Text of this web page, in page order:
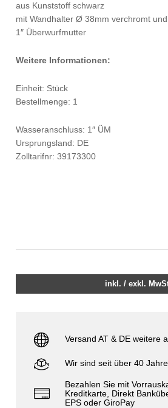
aus Kunststoff schwarz
mit Wandhalter Ø 38mm verchromt
1″ Überwurfmutter
Weitere Informationen:
Einheit: Stück
Bestellmenge: 1
Wasseranschluss: 1″ ÜM
Ursprungsland: DE
Zolltarifnr: 39173300
inkl. / exkl.
Versand AT & DE weitere
Wir sind seit über 40
Bezahlen Sie mit
Kreditkarte, Direkt
EPS oder GiroPay